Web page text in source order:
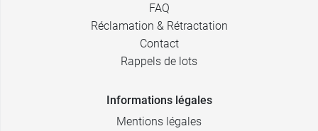
FAQ
Réclamation & Rétractation
Contact
Rappels de lots
Informations légales
Mentions légales